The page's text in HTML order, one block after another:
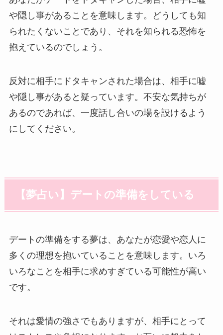
や隠し事があることを意味します。どうしても知
られたくないことであり、それを知られる恐怖を
抱えているのでしょう。
反対に相手にドタキャンされた場合は、相手に嘘
や隠し事があると疑っています。不安な気持ちが
あるのであれば、一度話し合いの場を設けるよう
にしてください。
【夢占い】デートの準備をしている
デートの準備をする夢は、あなたが恋愛や恋人に
多くの理想を抱いていることを意味します。いろ
いろなことを相手に求めすぎている可能性が高い
です。
それは愛情の強さでもありますが、相手にとって